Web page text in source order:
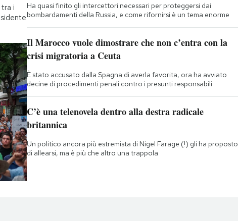
i
Ha quasi finito gli intercettori necessari per proteggersi dai
bombardamenti della Russia, e come rifornirsi è un tema enorme
Il Marocco vuole dimostrare che non c’entra con la
crisi migratoria a Ceuta
È stato accusato dalla Spagna di averla favorita, ora ha avviato
decine di procedimenti penali contro i presunti responsabili
C’è una telenovela dentro alla destra radicale
britannica
Un politico ancora più estremista di Nigel Farage (!) gli ha proposto
di allearsi, ma è più che altro una trappola